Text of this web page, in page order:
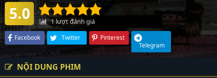
5.0 1 lượt đánh giá
Facebook Twitter
Pinterest
Telegram
NỘI DUNG PHIM